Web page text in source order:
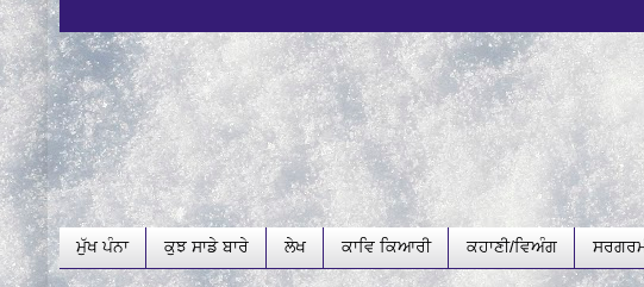
ਮੁੱਖ ਪੰਨਾ ਕੁਝ ਸਾਡੇ ਬਾਰੇ ਲੇਖ ਕਾਵਿ ਕਿਆਰੀ ਕਹਾਣੀ/ਵਿਅੰਗ